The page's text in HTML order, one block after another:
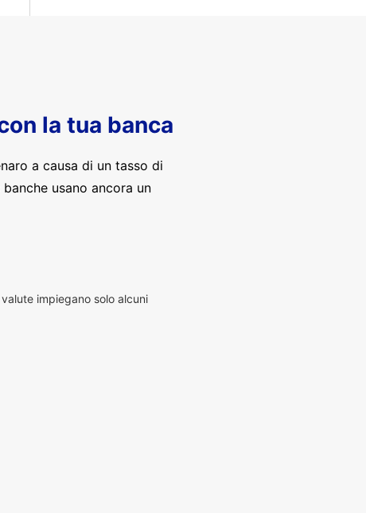
la tua banca
a causa di un tasso di
usano ancora un
impiegano solo alcuni